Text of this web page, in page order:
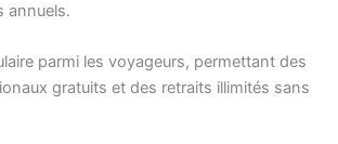
annuels.
parmi les voyageurs, permettant des
gratuits et des retraits illimités sans